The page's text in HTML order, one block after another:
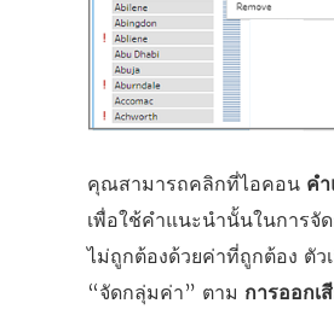
คุณสามารถคลิกที่ไอคอน ค
เพื่อใช้คำแนะนำนั้นในการ
ไม่ถูกต้องด้วยค่าที่ถูกต้อง ตัว
“จัดกลุ่มค่า” ตาม การออกเ